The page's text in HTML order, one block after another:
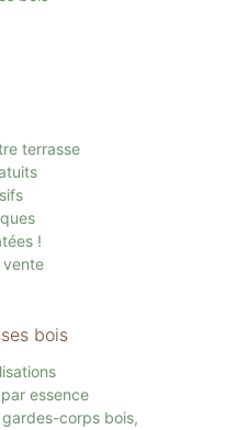
terrasse
!
vente
bois
essence
corps bois,